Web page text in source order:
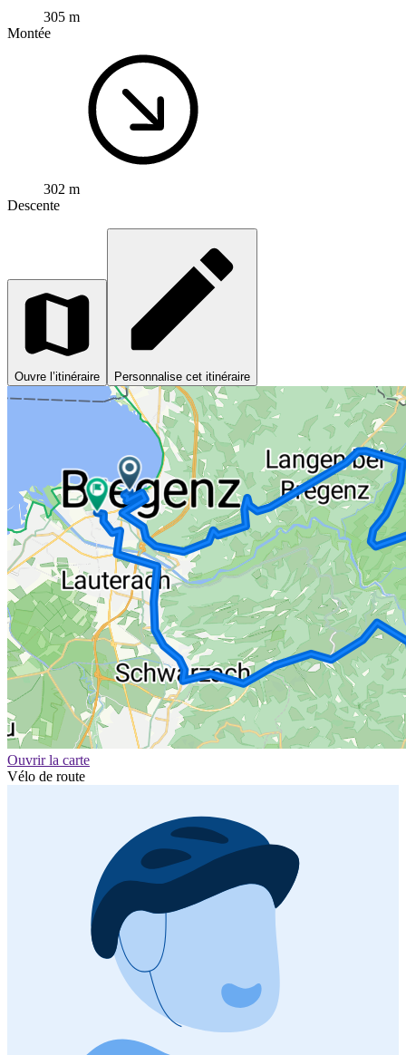
305 m
Montée
302 m
Descente
Ouvre l’itinéraire Personnalise cet itinéraire
Ouvrir la carte
Vélo de route